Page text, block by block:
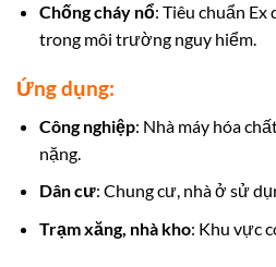
Chống cháy nổ: Tiêu chuẩn Ex
trong môi trường nguy hiểm.
Ứng dụng:
Công nghiệp: Nhà máy hóa
nặng.
Dân cư: Chung cư, nhà ở sử
Trạm xăng, nhà kho: Khu vực